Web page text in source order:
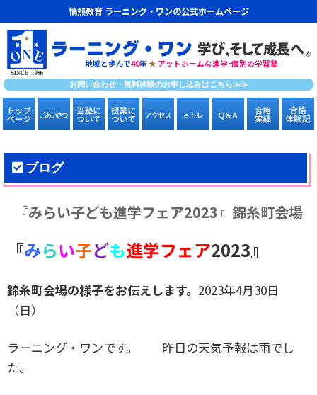
情熱教育 ラーニング・ワンの公式ホームページ
地域と歩んで40年 ★ アットホームな進学･個別の学習塾
お問い合わせ・無料体験のお申し込みはこちら≫≫
ブログ
『みらい子ども進学フェア2023』錦糸町会場
『みらい子ども進学フェア2023』
錦糸町会場の様子をお伝えします。 2023年4月30日
（日）
ラーニング・ワンです。 昨日の天気予報は雨でし
た。